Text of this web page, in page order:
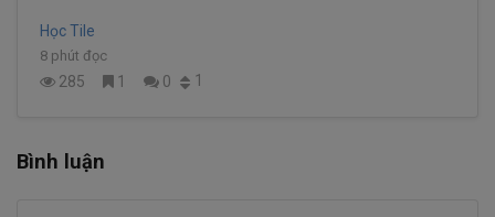
Học Tile
8 phút đọc
285 1 0 1
Bình luận